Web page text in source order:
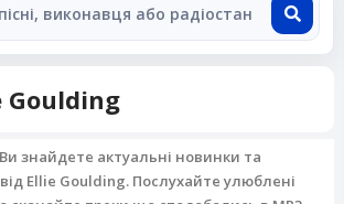
Goulding
Ви знайдете актуальні новинки та
від Ellie Goulding. Послухайте улюблені